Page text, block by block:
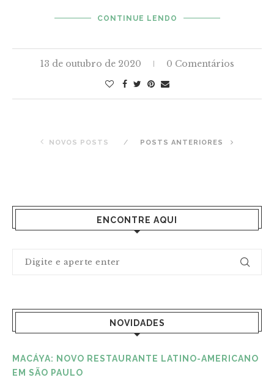
CONTINUE LENDO
13 de outubro de 2020 0 Comentários
NOVOS POSTS POSTS ANTERIORES
ENCONTRE AQUI
NOVIDADES
MACÁYA: NOVO RESTAURANTE LATINO-AMERICANO
EM SÃO PAULO